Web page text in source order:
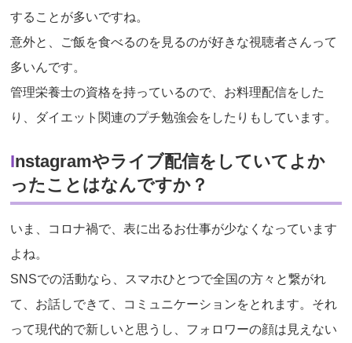
することが多いですね。
意外と、ご飯を食べるのを見るのが好きな視聴者さんって
多いんです。
管理栄養士の資格を持っているので、お料理配信をした
り、ダイエット関連のプチ勉強会をしたりもしています。
Instagramやライブ配信をしていてよか
ったことはなんですか？
いま、コロナ禍で、表に出るお仕事が少なくなっています
よね。
SNSでの活動なら、スマホひとつで全国の方々と繋がれ
て、お話しできて、コミュニケーションをとれます。それ
って現代的で新しいと思うし、フォロワーの顔は見えない